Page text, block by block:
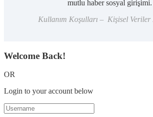
mutlu haber sosyal girişimi.
Kullanım Koşulları – Kişisel Veriler
Welcome Back!
OR
Login to your account below